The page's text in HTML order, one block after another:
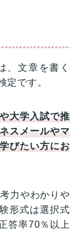
、文章を書く
定です。
大学入試で推
スメールやマ
びたい方にお
力やわかりや
形式は選択式
答率70％以上